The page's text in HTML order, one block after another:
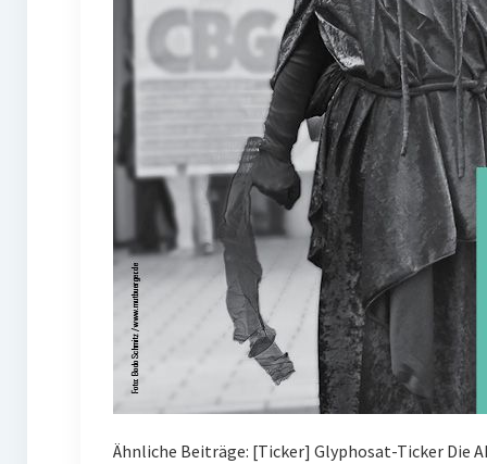
Ähnliche Beiträge: [Ticker] Glyphosat-Ticker Die